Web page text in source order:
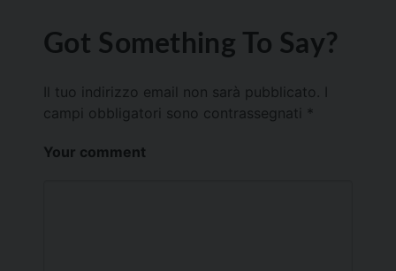
Got Something To Say?
Il tuo indirizzo email non sarà pubblicato.
campi obbligatori sono contrassegnati *
Your comment